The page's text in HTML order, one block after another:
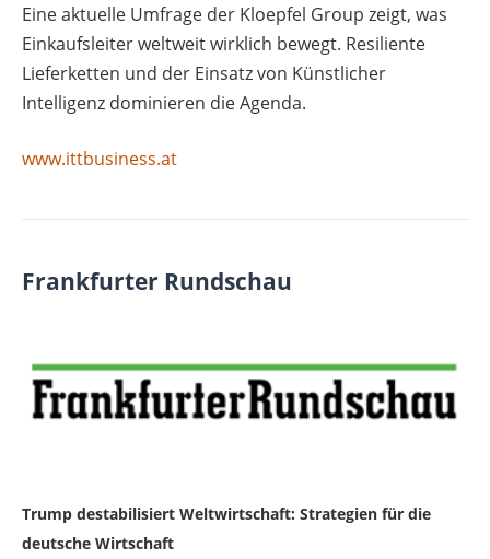
Eine aktuelle Umfrage der Kloepfel Group zeigt, was
Einkaufsleiter weltweit wirklich bewegt. Resiliente
Lieferketten und der Einsatz von Künstlicher
Intelligenz dominieren die Agenda.
www.ittbusiness.at
Frankfurter Rundschau
Trump destabilisiert Weltwirtschaft: Strategien für die
deutsche Wirtschaft